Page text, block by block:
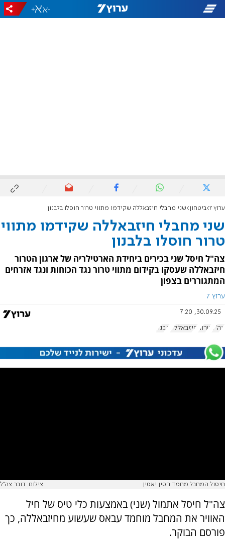
-
+
ערוץ 7 ביטחון שני מחבלי חיזבאללה שקידמו מתווי טרור חוסלו בלבנון
שני מחבלי חיזבאללה שקידמו מתווי
טרור חוסלו בלבנון
צה"ל חיסל שני בכירים ביחידת הארטילריה של ארגון הטרור
חיזבאללה שעסקו בקידום מתווי טרור נגד הכוחות ונגד אזרחים
המתגוררים בצפון
ערוץ 7
30.09.25, 7:20
צה"ל טרור חיזבאללה לבנון
חיסול המחבל מחמד חסין יאסין צילום: דובר צה"ל
צה"ל חיסל אתמול (שני) באמצעות כלי טיס של חיל
האוויר את המחבל מוחמד עבאס שעשוע מחיזבאללה, כך
פורסם הבוקר.